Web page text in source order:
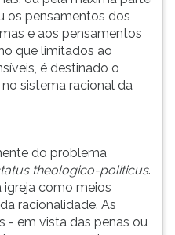
os pensamentos dos
e aos pensamentos
que limitados ao
é destinado o
sistema racional da
do problema
theologico-politicus.
igreja como meios
racionalidade. As
- em vista das penas ou